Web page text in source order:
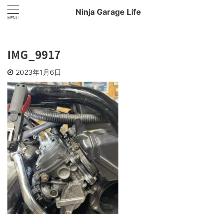
Ninja Garage Life
IMG_9917
2023年1月6日